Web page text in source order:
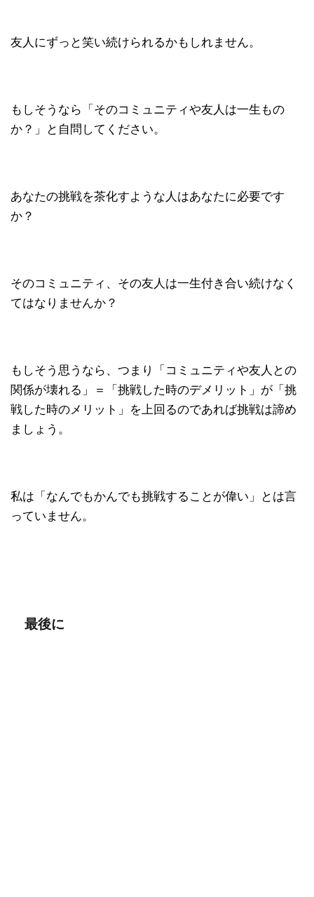
友人にずっと笑い続けられるかもしれません。
もしそうなら「そのコミュニティや友人は一生もの
か？」と自問してください。
あなたの挑戦を茶化すような人はあなたに必要です
か？
そのコミュニティ、その友人は一生付き合い続けなく
てはなりませんか？
もしそう思うなら、つまり「コミュニティや友人との
関係が壊れる」＝「挑戦した時のデメリット」が「挑
戦した時のメリット」を上回るのであれば挑戦は諦め
ましょう。
私は「なんでもかんでも挑戦することが偉い」とは言
っていません。
最後に